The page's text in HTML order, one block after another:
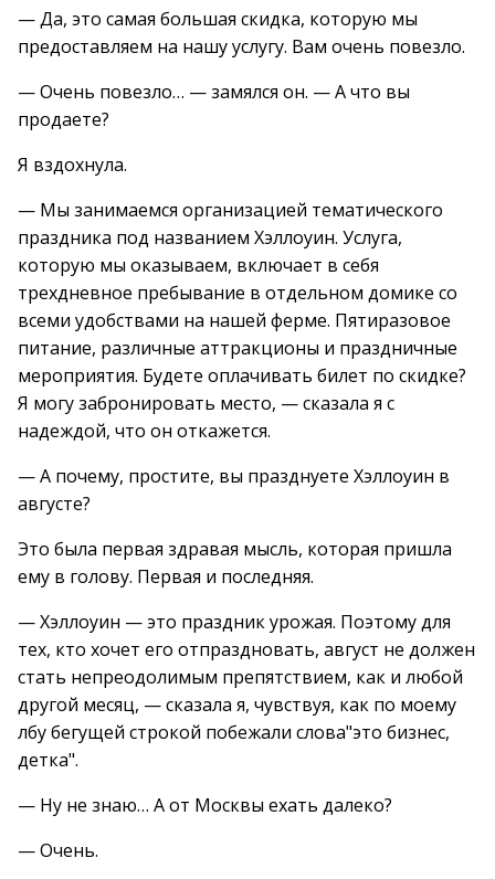
— Да, это самая большая скидка, которую мы
предоставляем на нашу услугу. Вам очень повезло.
— Очень повезло… — замялся он. — А что вы
продаете?
Я вздохнула.
— Мы занимаемся организацией тематического
праздника под названием Хэллоуин. Услуга,
которую мы оказываем, включает в себя
трехдневное пребывание в отдельном домике со
всеми удобствами на нашей ферме. Пятиразовое
питание, различные аттракционы и праздничные
мероприятия. Будете оплачивать билет по скидке?
Я могу забронировать место, — сказала я с
надеждой, что он откажется.
— А почему, простите, вы празднуете Хэллоуин в
августе?
Это была первая здравая мысль, которая пришла
ему в голову. Первая и последняя.
— Хэллоуин — это праздник урожая. Поэтому для
тех, кто хочет его отпраздновать, август не должен
стать непреодолимым препятствием, как и любой
другой месяц, — сказала я, чувствуя, как по моему
лбу бегущей строкой побежали слова"это бизнес,
детка".
— Ну не знаю… А от Москвы ехать далеко?
— Очень.